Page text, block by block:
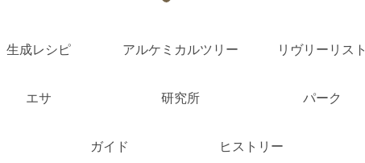
生成レシピ アルケミカルツリー リヴリーリスト
エサ 研究所 パーク
ガイド ヒストリー